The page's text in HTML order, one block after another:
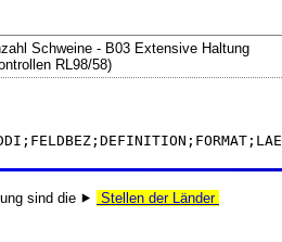
Schweine - B03 Extensive Haltung
RL98/58)
sind die ⯈
Stellen der Länder